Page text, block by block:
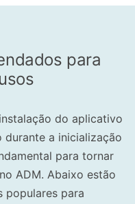
para
do aplicativo
durante a inicialização
para tornar
ADM. Abaixo estão
populares para